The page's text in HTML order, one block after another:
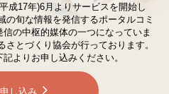
成17年)6月よりサービスを開始し
の旬な情報を発信するポータルコミ
信の中枢的媒体の一つになっていま
とづくり協会が行っております。
よりお申し込みください。
し込み